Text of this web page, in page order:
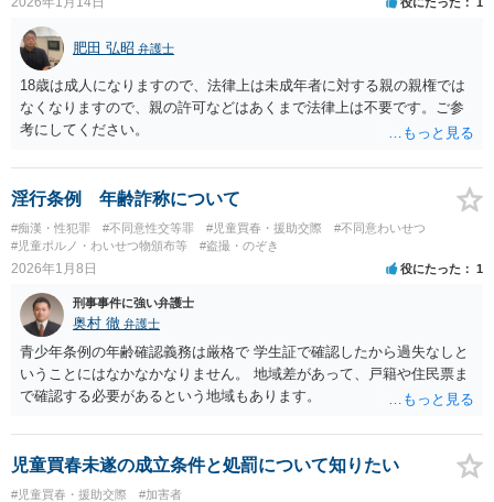
肥田 弘昭 弁護士
18歳は成人になりますので、法律上は未成年者に対する親の親権では
なくなりますので、親の許可などはあくまで法律上は不要です。ご参
考にしてください。
淫行条例 年齢詐称について
#痴漢・性犯罪 #不同意性交等罪 #児童買春・援助交際
#不同意わいせつ
#児童ポルノ・わいせつ物頒布等
#盗撮・のぞき
2026年1月8日 役にたった 1
刑事事件に強い弁護士
奥村 徹 弁護士
青少年条例の年齢確認義務は厳格で 学生証で確認したから過失なしと
いうことにはなかなかなりません。 地域差があって、戸籍や住民票ま
で確認する必要があるという地域もあります。
児童買春未遂の成立条件と処罰について知りたい
#児童買春・援助交際 #加害者